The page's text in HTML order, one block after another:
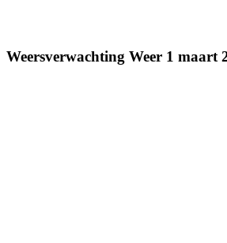
Weersverwachting Weer 1 maart